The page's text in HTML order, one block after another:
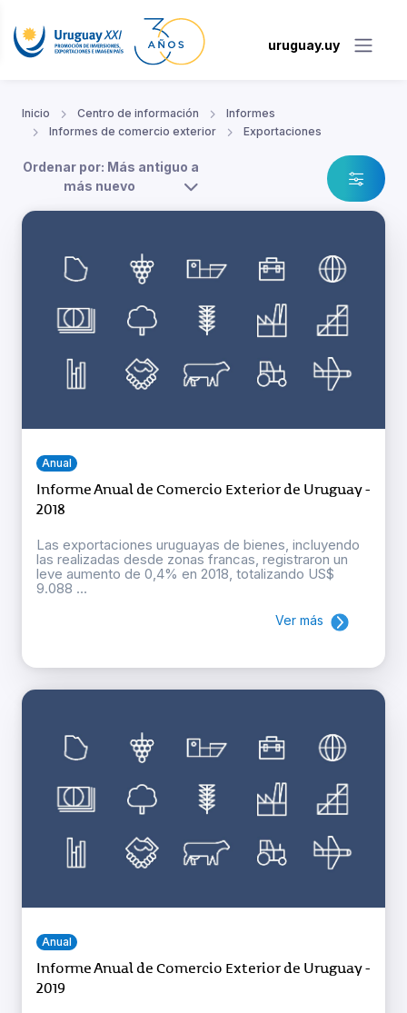
uruguay.uy
Inicio Centro de información
Informes
Informes de comercio exterior
Exportaciones
Ordenar por: Más antiguo a
más nuevo
Anual
Informe Anual de Comercio Exterior de Uruguay -
2018
Las exportaciones uruguayas de bienes, incluyendo
las realizadas desde zonas francas, registraron un
leve aumento de 0,4% en 2018, totalizando US$
9.088 ...
Ver más
Anual
Informe Anual de Comercio Exterior de Uruguay -
2019